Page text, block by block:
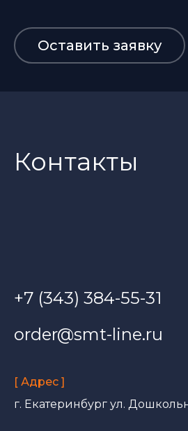
Оставить заявку
Контакты
+7 (343) 384-55-31
order@smt-line.ru
[ Адрес ]
г. Екатеринбург ул.